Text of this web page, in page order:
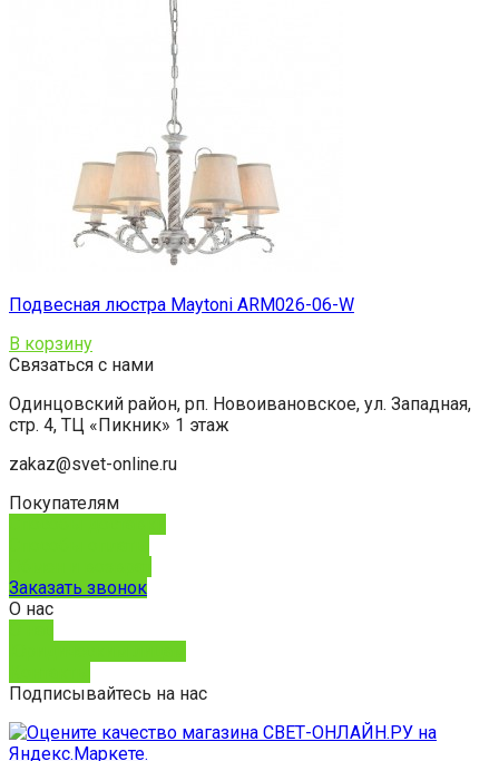
Подвесная люстра Maytoni ARM026-06-W
В корзину
Связаться с нами
Одинцовский район, рп. Новоивановское, ул. Западная,
стр. 4, ТЦ «Пикник» 1 этаж
zakaz@svet-online.ru
Покупателям
Заказать звонок
О нас
Подписывайтесь на нас